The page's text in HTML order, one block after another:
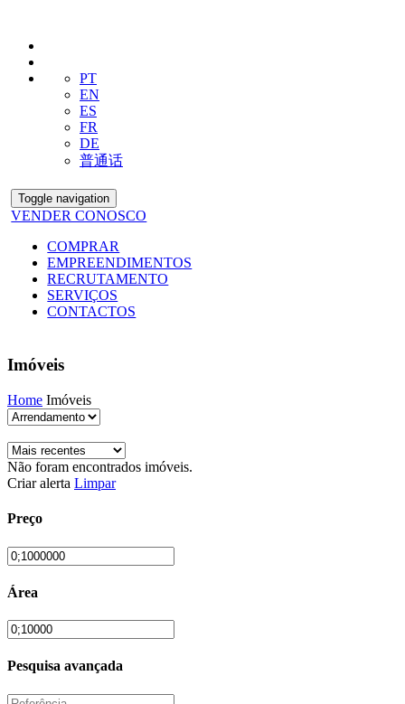
PT
EN
ES
FR
DE
普通话
Toggle navigation
VENDER CONOSCO
COMPRAR
EMPREENDIMENTOS
RECRUTAMENTO
SERVIÇOS
CONTACTOS
Imóveis
Home Imóveis
Não foram encontrados imóveis.
Criar alerta Limpar
Preço
Área
Pesquisa avançada